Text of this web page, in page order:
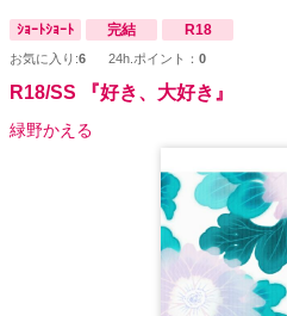
よろしくお願いします。
ｼｮｰﾄｼｮｰﾄ 完結 R18
お気に入り:6 24h.ポイント： 0
R18/SS 『好き、大好き』
緑野かえる